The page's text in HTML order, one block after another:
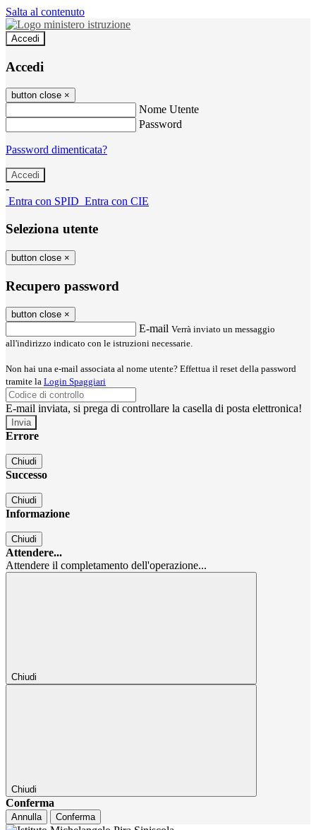
Salta al contenuto
Accedi
Accedi
button close ×
Nome Utente
Password
Password dimenticata?
-
Entra con SPID Entra con CIE
Seleziona utente
button close ×
Recupero password
button close ×
E-mail Verrà inviato un messaggio
all'indirizzo indicato con le istruzioni necessarie.
Non hai una e-mail associata al nome utente? Effettua il reset della password
tramite la Login Spaggiari
E-mail inviata, si prega di controllare la casella di posta elettronica!
Errore
Chiudi
Successo
Chiudi
Informazione
Chiudi
Attendere...
Attendere il completamento dell'operazione...
Chiudi
Chiudi
Conferma
Annulla Conferma